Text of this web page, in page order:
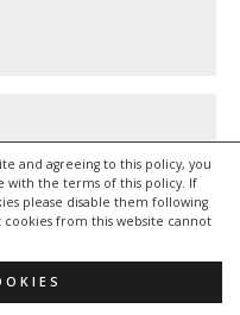
and agreeing to this policy, you
with the terms of this policy. If
please disable them following
from this website cannot